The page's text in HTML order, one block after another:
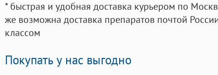
* быстрая и удобная доставка курьером по
же возможна доставка препаратов почтой
классом
Покупать у нас выгодно